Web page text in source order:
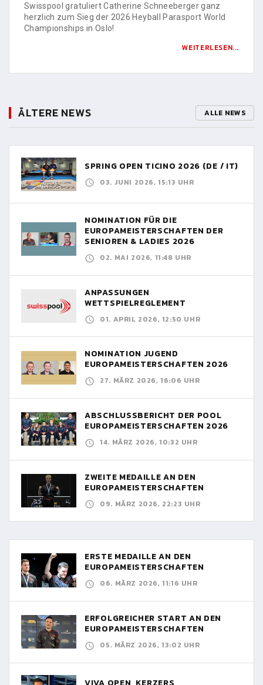
Swisspool gratuliert Catherine Schneeberger ganz
herzlich zum Sieg der 2026 Heyball Parasport World
Championships in Oslo!
WEITERLESEN...
ÄLTERE NEWS ALLE NEWS
SPRING OPEN TICINO 2026 (DE / IT)
03. JUNI 2026, 15:13 UHR
NOMINATION FÜR DIE
EUROPAMEISTERSCHAFTEN DER
SENIOREN & LADIES 2026
02. MAI 2026, 11:48 UHR
ANPASSUNGEN
WETTSPIELREGLEMENT
01. APRIL 2026, 12:50 UHR
NOMINATION JUGEND
EUROPAMEISTERSCHAFTEN 2026
27. MÄRZ 2026, 16:06 UHR
ABSCHLUSSBERICHT DER POOL
EUROPAMEISTERSCHAFTEN 2026
14. MÄRZ 2026, 10:32 UHR
ZWEITE MEDAILLE AN DEN
EUROPAMEISTERSCHAFTEN
09. MÄRZ 2026, 22:23 UHR
ERSTE MEDAILLE AN DEN
EUROPAMEISTERSCHAFTEN
06. MÄRZ 2026, 11:16 UHR
ERFOLGREICHER START AN DEN
EUROPAMEISTERSCHAFTEN
05. MÄRZ 2026, 13:02 UHR